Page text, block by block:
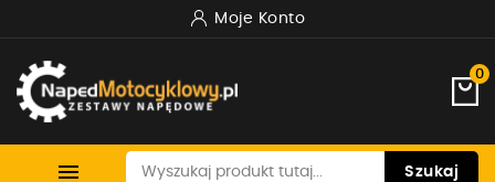
Moje Konto
0
 Szukaj